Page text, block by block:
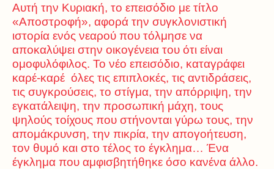
Αυτή την Κυριακή, το επεισόδιο με τίτλο
«Αποστροφή», αφορά την συγκλονιστική
ιστορία ενός νεαρού που τόλμησε να
αποκαλύψει στην οικογένεια του ότι είναι
ομοφυλόφιλος. Το νέο επεισόδιο, καταγράφει
καρέ-καρέ όλες τις επιπλοκές, τις αντιδράσεις,
τις συγκρούσεις, το στίγμα, την απόρριψη, την
εγκατάλειψη, την προσωπική μάχη, τους
ψηλούς τοίχους που στήνονται γύρω τους, την
απομάκρυνση, την πικρία, την απογοήτευση,
τον θυμό και στο τέλος το έγκλημα… Ένα
έγκλημα που αμφισβητήθηκε όσο κανένα άλλο.